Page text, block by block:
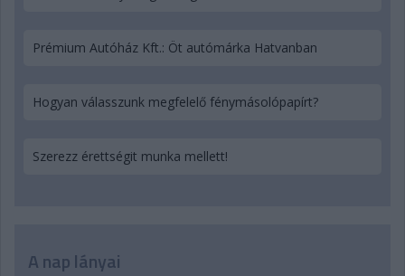
Prémium Autóház Kft.: Öt autómárka Hatvanban
Hogyan válasszunk megfelelő fénymásolópapírt?
Szerezz érettségit munka mellett!
A nap lányai